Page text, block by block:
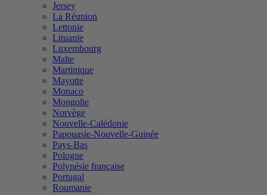
Jersey
La Réunion
Lettonie
Lituanie
Luxembourg
Malte
Martinique
Mayotte
Monaco
Mongolie
Norvège
Nouvelle-Calédonie
Papouasie-Nouvelle-Guinée
Pays-Bas
Pologne
Polynésie française
Portugal
Roumanie